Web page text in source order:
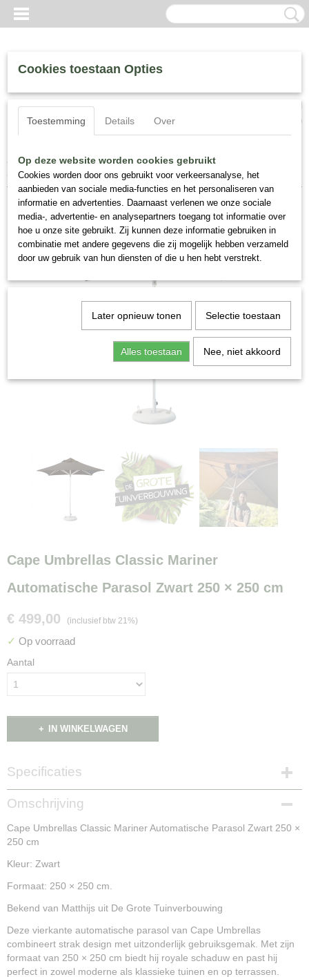
Inloggen Registreren
(0)
Home >Cape Umbrellas, Parasols>Cape Umbrellas Classic
Mariner Automatische Parasol Zwart 250 × 250 cm
Cape Umbrellas Classic Mariner
Automatische Parasol Zwart 250 × 250 cm
€ 499,00 (inclusief btw 21%)
✓ Op voorraad
Aantal
IN WINKELWAGEN
Specificaties
Productcode
NG16121
Omschrijving
Cape Umbrellas Classic Mariner Automatische Parasol Zwart 250 ×
250 cm
Kleur: Zwart
Formaat: 250 × 250 cm.
Bekend van Matthijs uit De Grote Tuinverbouwing
Deze vierkante automatische parasol van Cape Umbrellas
combineert strak design met uitzonderlijk gebruiksgemak. Met zijn
formaat van 250 × 250 cm biedt hij royale schaduw en past hij
perfect in zowel moderne als klassieke tuinen en op terrassen.
Cookies toestaan Opties
Toestemming Details Over
Op deze website worden cookies gebruikt
Cookies worden door ons gebruikt voor verkeersanalyse, het
aanbieden van sociale media-functies en het personaliseren van
informatie en advertenties. Daarnaast verlenen we onze sociale
media-, advertentie- en analysepartners toegang tot informatie over
hoe u onze site gebruikt. Zij kunnen deze informatie gebruiken in
combinatie met andere gegevens die zij mogelijk hebben verzameld
door uw gebruik van hun diensten of die u hen hebt verstrekt.
Later opnieuw tonen Selectie toestaan
Alles toestaan Nee, niet akkoord